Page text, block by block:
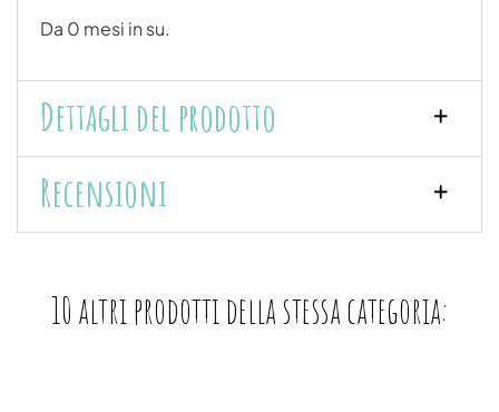
Da 0 mesi in su.
Dettagli del prodotto
Recensioni
10 altri prodotti della stessa categoria: